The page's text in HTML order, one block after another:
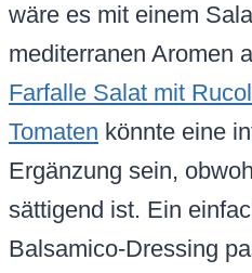
wäre es mit einem
mediterranen Aromen
Farfalle Salat mit
Tomaten könnte eine
Ergänzung sein,
sättigend ist. Ein
Balsamico-Dressing